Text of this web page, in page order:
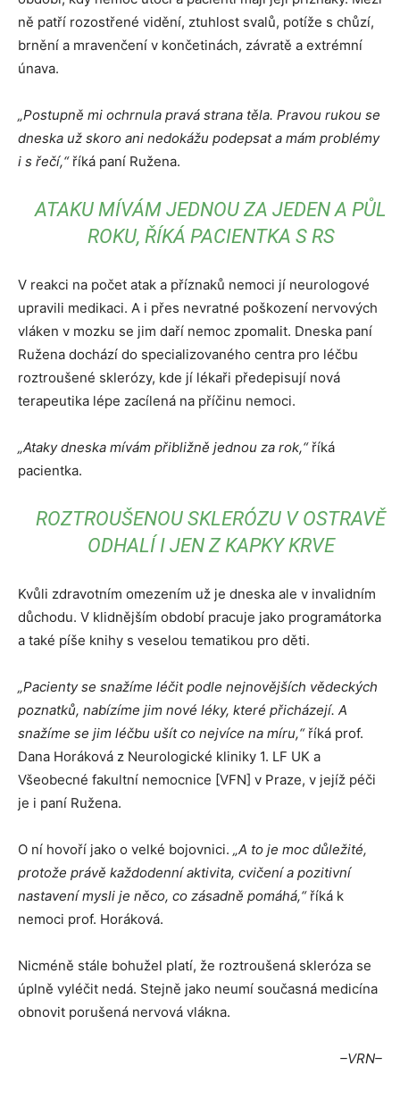
ně patří rozostřené vidění, ztuhlost svalů, potíže s chůzí,
brnění a mravenčení v končetinách, závratě a extrémní
únava.
„Postupně mi ochrnula pravá strana těla. Pravou rukou se
dneska už skoro ani nedokážu podepsat a mám problémy
i s řečí,“říká paní Ružena.
ATAKU MÍVÁM JEDNOU ZA JEDEN A PŮL
ROKU, ŘÍKÁ PACIENTKA S RS
V reakci na počet atak a příznaků nemoci jí neurologové
upravili medikaci. A i přes nevratné poškození nervových
vláken v mozku se jim daří nemoc zpomalit. Dneska paní
Ružena dochází do specializovaného centra pro léčbu
roztroušené sklerózy, kde jí lékaři předepisují nová
terapeutika lépe zacílená na příčinu nemoci.
„Ataky dneska mívám přibližně jednou za rok,“říká
pacientka.
ROZTROUŠENOU SKLERÓZU V OSTRAVĚ
ODHALÍ I JEN Z KAPKY KRVE
Kvůli zdravotním omezením už je dneska ale v invalidním
důchodu. V klidnějším období pracuje jako programátorka
a také píše knihy s veselou tematikou pro děti.
„Pacienty se snažíme léčit podle nejnovějších vědeckých
poznatků, nabízíme jim nové léky, které přicházejí. A
snažíme se jim léčbu ušít co nejvíce na míru,“říká prof.
Dana Horáková z Neurologické kliniky 1. LF UK a
Všeobecné fakultní nemocnice [VFN] v Praze, v jejíž péči
je i paní Ružena.
O ní hovoří jako o velké bojovnici. „A to je moc důležité,
protože právě každodenní aktivita, cvičení a pozitivní
nastavení mysli je něco, co zásadně pomáhá,“říká k
nemoci prof. Horáková.
Nicméně stále bohužel platí, že roztroušená skleróza se
úplně vyléčit nedá. Stejně jako neumí současná medicína
obnovit porušená nervová vlákna.
–VRN–